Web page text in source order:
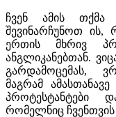
ჩვენ ამის თქმა
შევინარჩუნოთ ის,
ერთის მხრივ
ანგლიკანებთან.
გარდამოცემას,
მაგრამ
პროტესტანტები
რომელნიც